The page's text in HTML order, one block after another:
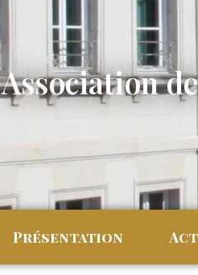
Association
Présentation